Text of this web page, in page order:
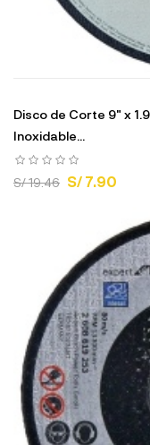
Disco de Corte 9" x
Inoxidable...
S/ 19.46 S/ 7.90